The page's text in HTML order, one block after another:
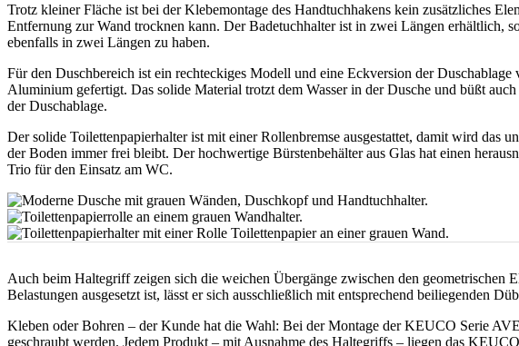
Trotz kleiner Fläche ist bei der Klebemontage des Handtuchhakens kein zusätzliches
Entfernung zur Wand trocknen kann. Der Badetuchhalter ist in zwei Längen erhältlich,
ebenfalls in zwei Längen zu haben.
Für den Duschbereich ist ein rechteckiges Modell und eine Eckversion der
Aluminium gefertigt. Das solide Material trotzt dem Wasser in der Dusche und büßt
der Duschablage.
Der solide Toilettenpapierhalter ist mit einer Rollenbremse ausgestattet, damit wird das
der Boden immer frei bleibt. Der hochwertige Bürstenbehälter aus Glas hat einen
Trio für den Einsatz am WC.
Auch beim Haltegriff zeigen sich die weichen Übergänge zwischen den geometrischen
Belastungen ausgesetzt ist, lässt er sich ausschließlich mit entsprechend beiliegenden
Kleben oder Bohren – der Kunde hat die Wahl: Bei der Montage der KEUCO Serie
geschraubt werden. Jedem Produkt – mit Ausnahme des Haltegriffs – liegen das